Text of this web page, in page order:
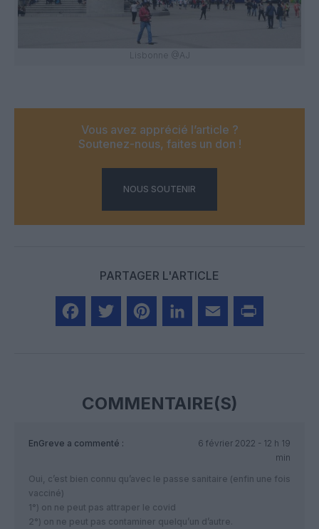
Lisbonne @AJ
Vous avez apprécié l’article ?
Soutenez-nous, faites un don !
NOUS SOUTENIR
PARTAGER L'ARTICLE
COMMENTAIRE(S)
EnGreve a commenté :
6 février 2022 - 12 h 19
min
Oui, c’est bien connu qu’avec le passe sanitaire (enfin une fois
vacciné)
1°) on ne peut pas attraper le covid
2°) on ne peut pas contaminer quelqu’un d’autre.